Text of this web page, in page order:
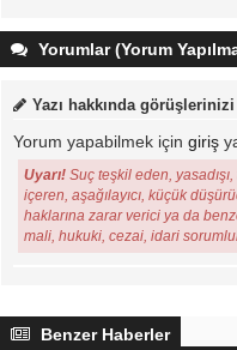
Yorumlar (Yorum
Yazı hakkında
Yorum yapabilmek için giriş
Uyarı! Suç teşkil eden,
içeren, aşağılayıcı, küçük
haklarına zarar verici ya da
mali, hukuki, cezai, idari
Benzer Haberler